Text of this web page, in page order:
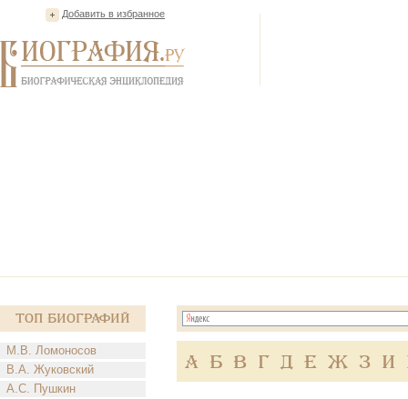
Добавить в избранное
Топ Биографий
М.В. Ломоносов
В.А. Жуковский
А.С. Пушкин
А Б В Г Д Е Ж З И